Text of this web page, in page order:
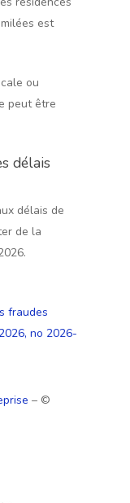
est
ou
peut être
délais
délais de
de la
fraudes
no 2026-
– ©